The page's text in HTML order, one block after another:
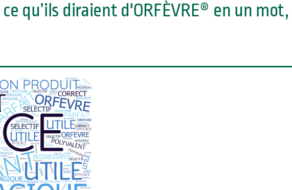
qu’ils diraient d'ORFÈVRE® en un mot,